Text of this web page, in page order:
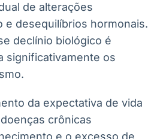
de alterações
e desequilíbrios hormonais.
declínio biológico é
significativamente os
da expectativa de vida
crônicas
e o excesso de